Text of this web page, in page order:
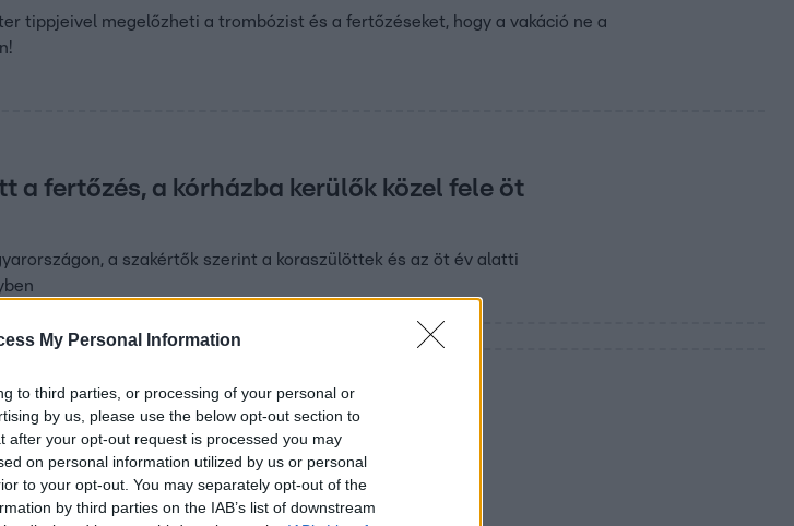
My Personal Information
to third parties, or processing of your personal or
by us, please use the below opt-out section to
after your opt-out request is processed you may
on personal information utilized by us or personal
to your opt-out. You may separately opt-out of the
by third parties on the IAB’s list of downstream
tippjeivel megelőzheti a trombózist és a fertőzéseket, hogy a vakáció ne a
a fertőzés, a kórházba kerülők közel fele öt
a szakértők szerint a koraszülöttek és az öt év alatti
fürdő medencéjében. A
e.